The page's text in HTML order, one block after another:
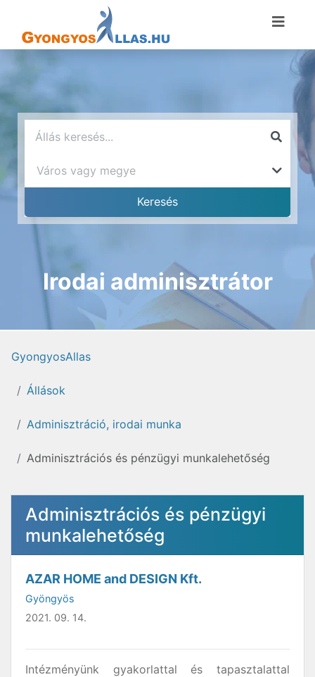
Irodai adminisztrátor
GyongyosAllas
Állások
Adminisztráció, irodai munka
Adminisztrációs és pénzügyi munkalehetőség
Adminisztrációs és pénzügyi
munkalehetőség
AZAR HOME and DESIGN Kft.
Gyöngyös
2021. 09. 14.
Intézményünk gyakorlattal és tapasztalattal